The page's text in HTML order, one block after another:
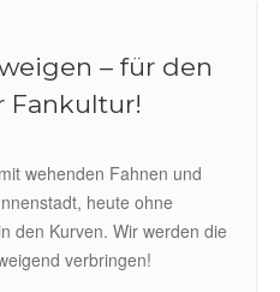
– für den
Fankultur!
wehenden Fahnen und
heute ohne
den Kurven. Wir werden die
verbringen!